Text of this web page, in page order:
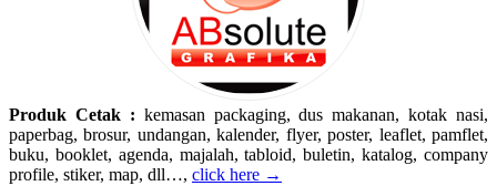
Produk Cetak : kemasan packaging, dus makanan, kotak nasi,
paperbag, brosur, undangan, kalender, flyer, poster, leaflet, pamflet,
buku, booklet, agenda, majalah, tabloid, buletin, katalog, company
profile, stiker, map, dll…, click here →